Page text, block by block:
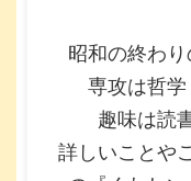
昭和の終わり
専攻は哲学
趣味は読
詳しいことや